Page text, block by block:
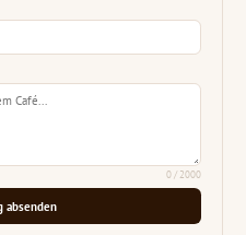
0/ 2000
absenden